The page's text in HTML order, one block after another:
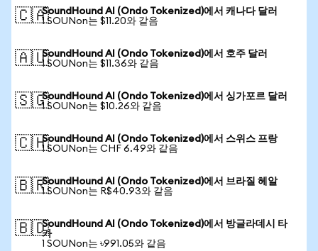
🇨🇦SoundHound AI (Ondo Tokenized)에서 캐나다 달러
1 SOUNon는 $11.20와 같음
🇦🇺SoundHound AI (Ondo Tokenized)에서 호주 달러
1 SOUNon는 $11.36와 같음
🇸🇬SoundHound AI (Ondo Tokenized)에서 싱가포르 달러
1 SOUNon는 $10.26와 같음
🇨🇭SoundHound AI (Ondo Tokenized)에서 스위스 프랑
1 SOUNon는 CHF 6.49와 같음
🇧🇷SoundHound AI (Ondo Tokenized)에서 브라질 헤알
1 SOUNon는 R$40.93와 같음
🇧🇩SoundHound AI (Ondo Tokenized)에서 방글라데시 타
카
1 SOUNon는 ৳991.05와 같음